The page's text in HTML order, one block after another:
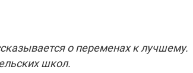
о переменах к лучшему.
школ.